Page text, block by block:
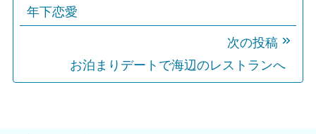
ナ
ー
年下恋愛
次の投稿
お泊まりデートで海辺のレストランへ